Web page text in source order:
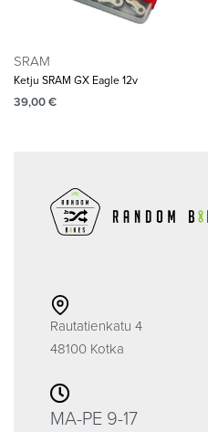
SRAM
Ketju SRAM GX Eagle 12v
39,00€
Rautatienkatu 4
48100 Kotka
MA-PE 9-17